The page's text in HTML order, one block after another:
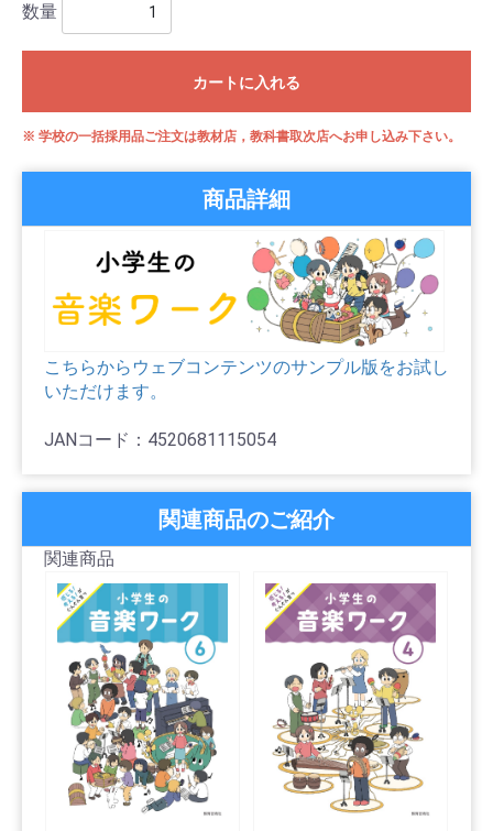
数量
カートに入れる
※ 学校の一括採用品ご注文は教材店，教科書取次店へお申し込み下さい。
商品詳細
こちらからウェブコンテンツのサンプル版をお試し
いただけます。
JANコード：4520681115054
関連商品のご紹介
関連商品